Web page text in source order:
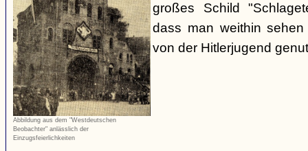
Abbildung aus dem "Westdeutschen
Beobachter" anlässlich der
Einzugsfeierlichkeiten
großes Schild
dass man weithin
von der Hitlerjugend